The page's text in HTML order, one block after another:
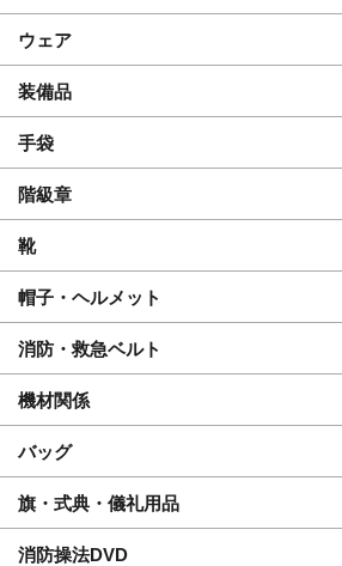
ウェア
装備品
手袋
階級章
靴
帽子・ヘルメット
消防・救急ベルト
機材関係
バッグ
旗・式典・儀礼用品
消防操法DVD